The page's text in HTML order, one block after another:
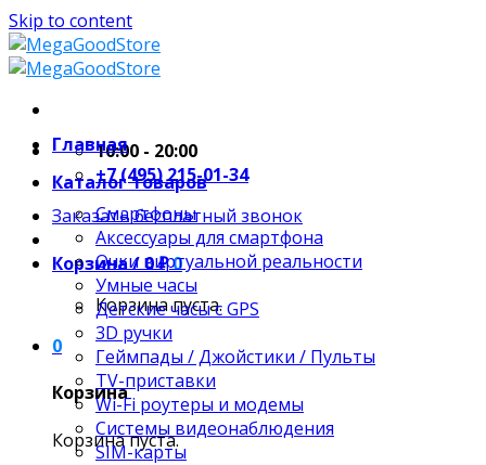
Skip to content
10:00 - 20:00
+7 (495) 215-01-34
Заказать бесплатный звонок
Корзина /0₽0
Корзина пуста.
0
Корзина
Корзина пуста.
Главная
Каталог товаров
Смартфоны
Аксессуары для смартфона
Очки виртуальной реальности
Умные часы
Детские часы с GPS
3D ручки
Геймпады / Джойстики / Пульты
TV-приставки
Wi-Fi роутеры и модемы
Системы видеонаблюдения
SIM-карты